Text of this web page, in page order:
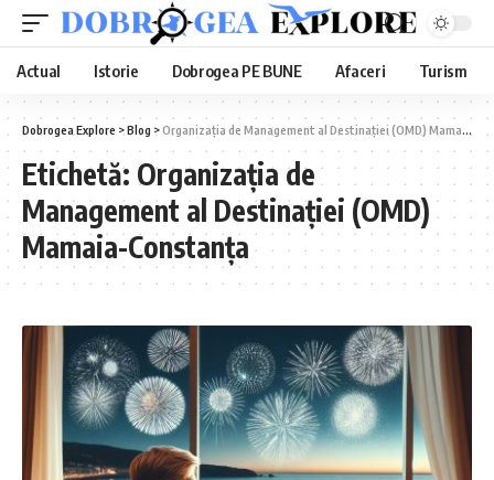
Actual Istorie Dobrogea PE BUNE Afaceri Turism
Dobrogea Explore >Blog >Organizația de Management al Destinației (OMD) Mamaia-Constanța
Etichetă: Organizația de
Management al Destinației (OMD)
Mamaia-Constanța